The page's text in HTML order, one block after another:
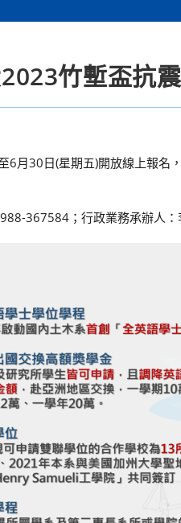
竹塹盃抗
月30日(星期五)開放線上報名
367584；行政業務承辦人